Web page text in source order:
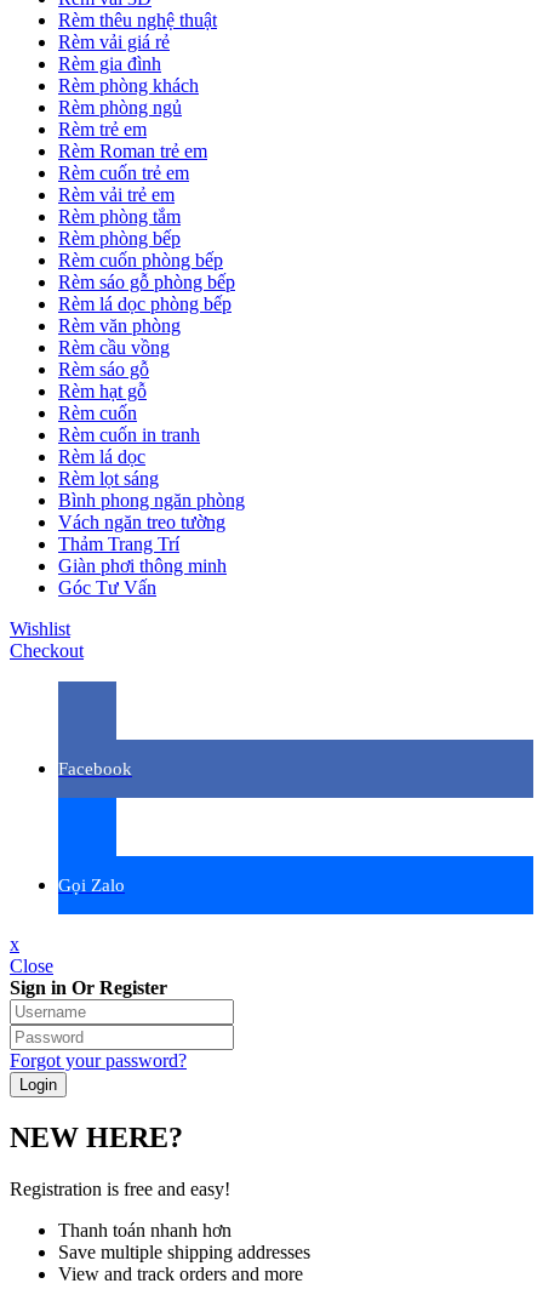
Rèm thêu nghệ thuật
Rèm vải giá rẻ
Rèm gia đình
Rèm phòng khách
Rèm phòng ngủ
Rèm trẻ em
Rèm Roman trẻ em
Rèm cuốn trẻ em
Rèm vải trẻ em
Rèm phòng tắm
Rèm phòng bếp
Rèm cuốn phòng bếp
Rèm sáo gỗ phòng bếp
Rèm lá dọc phòng bếp
Rèm văn phòng
Rèm cầu vồng
Rèm sáo gỗ
Rèm hạt gỗ
Rèm cuốn
Rèm cuốn in tranh
Rèm lá dọc
Rèm lọt sáng
Bình phong ngăn phòng
Vách ngăn treo tường
Thảm Trang Trí
Giàn phơi thông minh
Góc Tư Vấn
Wishlist
Checkout
Facebook
Gọi Zalo
x
Close
Sign in Or Register
Forgot your password?
NEW HERE?
Registration is free and easy!
Thanh toán nhanh hơn
Save multiple shipping addresses
View and track orders and more